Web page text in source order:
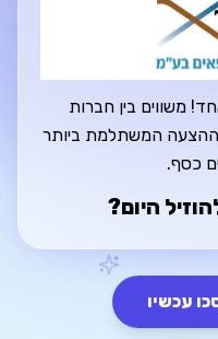
משווים בין חברות
ההצעה המשתלמת ביותר
כסף.
היום?
עכשיו